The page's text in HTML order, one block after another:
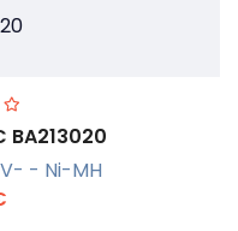
+
BA213020
- Ni-MH